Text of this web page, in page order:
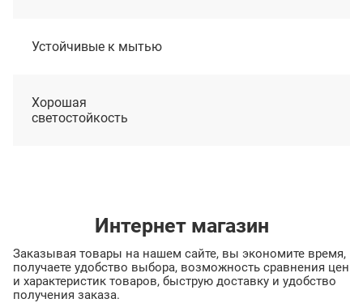
Устойчивые к мытью
Хорошая
светостойкость
Интернет магазин
Заказывая товары на нашем сайте, вы экономите время,
получаете удобство выбора, возможность сравнения цен
и характеристик товаров, быструю доставку и удобство
получения заказа.